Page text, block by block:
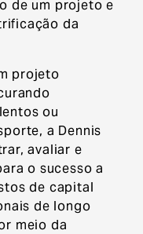
de um projeto e
da
projeto
ou
a Dennis
avaliar e
o sucesso a
de capital
de longo
meio da